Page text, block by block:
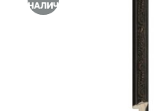
НАЛИЧИИ